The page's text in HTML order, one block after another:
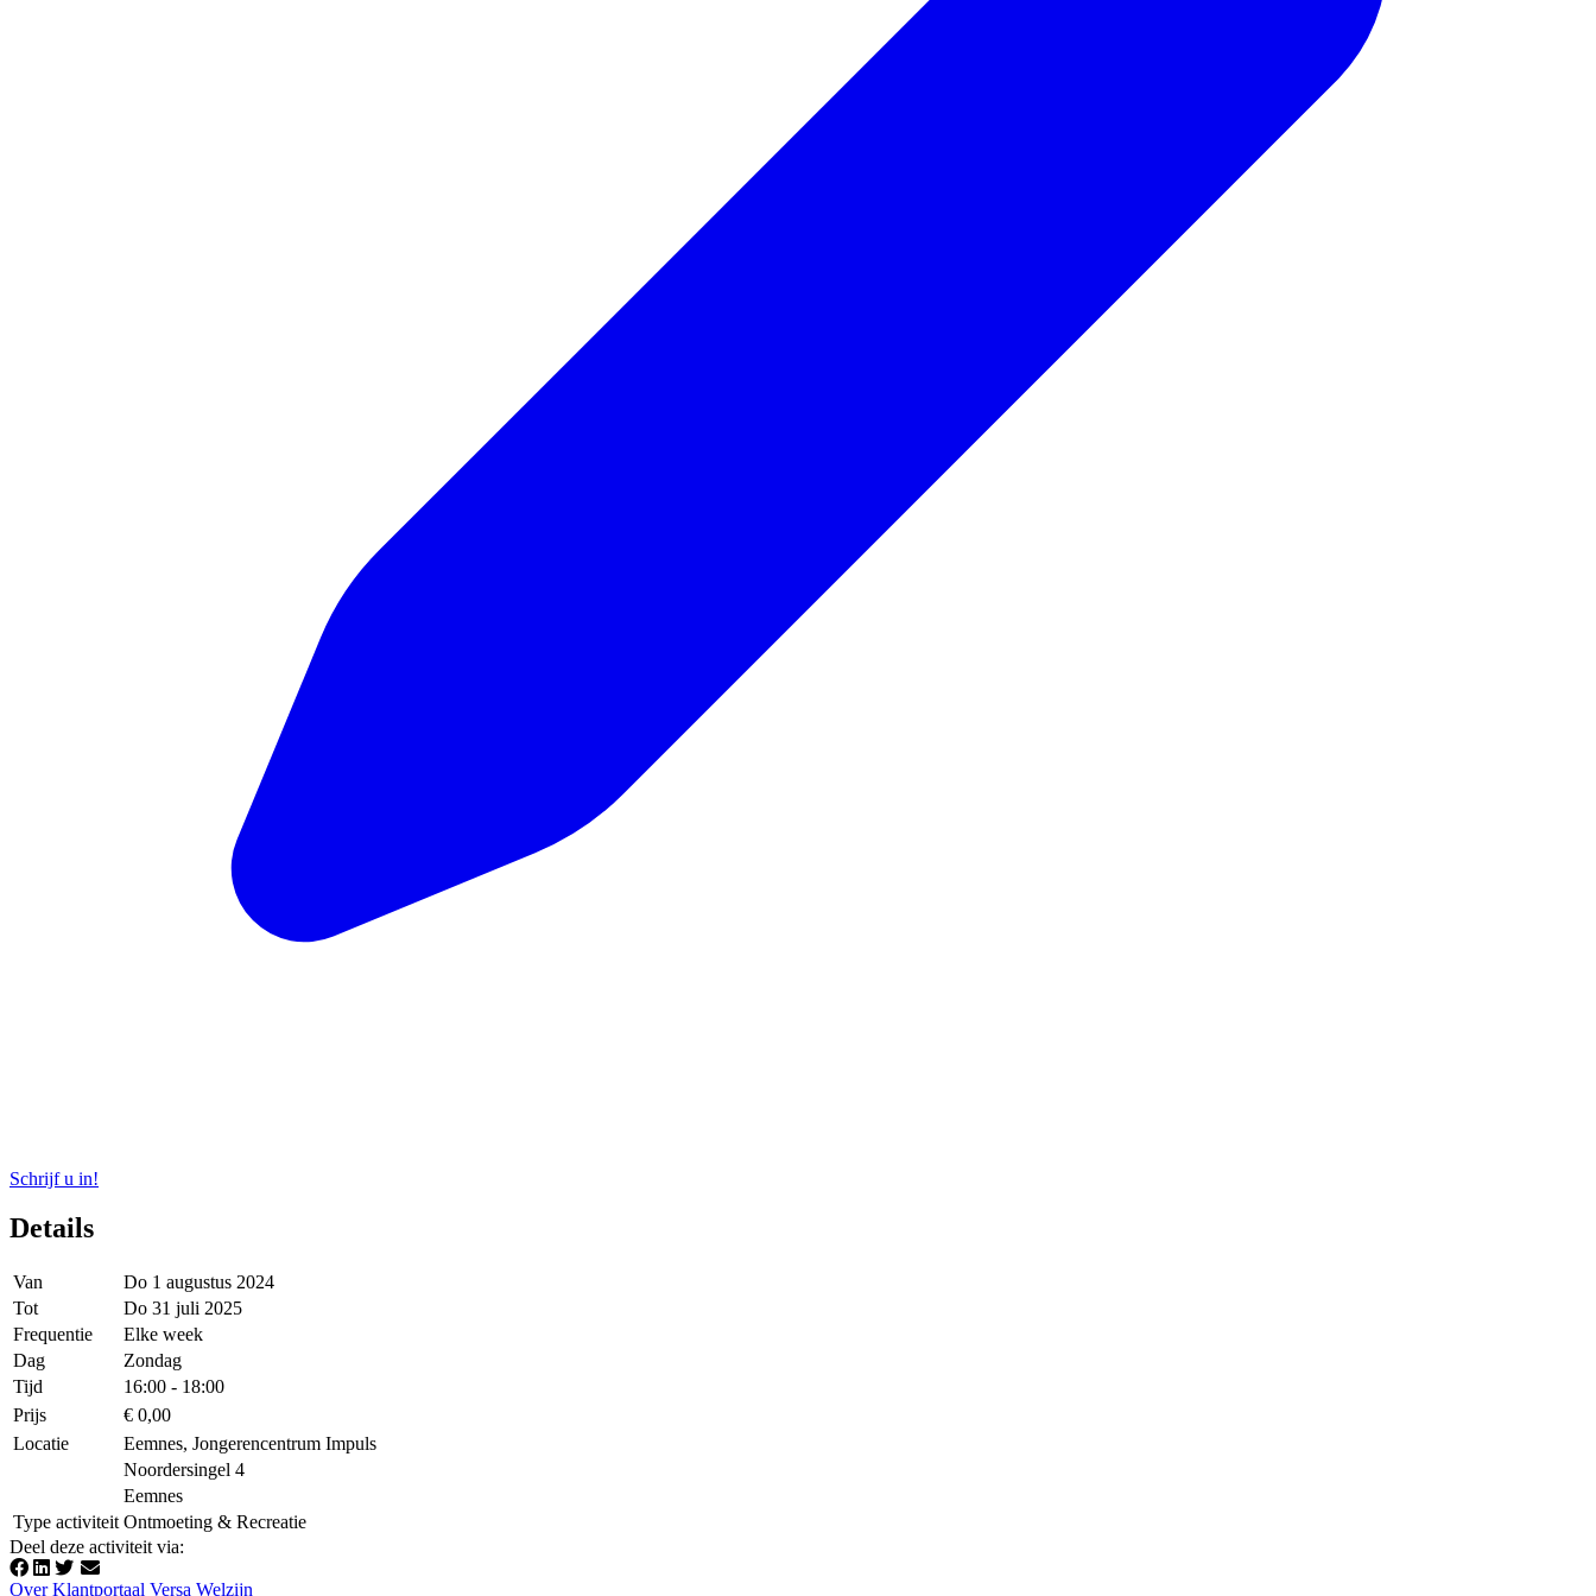
Schrijf u in!
Details
Van
Do 1 augustus 2024
Tot
Do 31 juli 2025
Frequentie
Elke week
Dag
Zondag
Tijd
16:00 - 18:00
Prijs
€ 0,00
Locatie
Eemnes, Jongerencentrum Impuls
Noordersingel 4
Eemnes
Type activiteit Ontmoeting & Recreatie
Deel deze activiteit via:
Over Klantportaal Versa Welzijn